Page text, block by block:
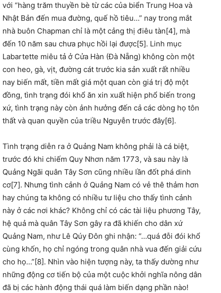
với “hàng trăm thuyền bè từ các của biển Trung Hoa và
Nhật Bản đến mua đường, quế hồ tiêu…” nay trong mắt
nhà buôn Chapman chỉ là một cảng thị điêu tàn[4], mà
đến 10 năm sau chưa phục hồi lại được[5]. Linh mục
Labartette miêu tả ở Cửa Hàn (Đà Nẵng) không còn một
con heo, gà, vịt, đường cát trước kia sản xuất rất nhiều
nay biến mất, tiền mất giá một quan còn giá trị độ một
đồng, tình trạng đói khổ ăn xin xuất hiện phổ biến trong
xứ, tình trạng này còn ảnh hưởng đến cả các dòng họ tôn
thất và quan quyền của triều Nguyễn trước đây[6].
Tình trạng diễn ra ở Quảng Nam không phải là cá biệt,
trước đó khi chiếm Quy Nhơn năm 1773, và sau này là
Quảng Ngãi quân Tây Sơn cũng nhiều lần đốt phá dinh
cơ[7]. Nhưng tình cảnh ở Quảng Nam có vẻ thê thảm hơn
hay chúng ta không có nhiều tư liệu cho thấy tình cảnh
này ở các nơi khác? Không chỉ có các tài liệu phương Tây,
hệ quả mà quân Tây Sơn gây ra đã khiến cho dân xứ
Quảng Nam, như Lê Qúy Đôn ghi nhận: “…quá đỗi đói khổ
cùng khốn, họ chỉ ngóng trong quân nhà vua đến giải cứu
cho họ…”[8]. Nhìn vào hiện tượng này, ta thấy dường như
những động cơ tiến bộ của một cuộc khởi nghĩa nông dân
đã bị các hành động thái quá làm biến dạng phần nào!